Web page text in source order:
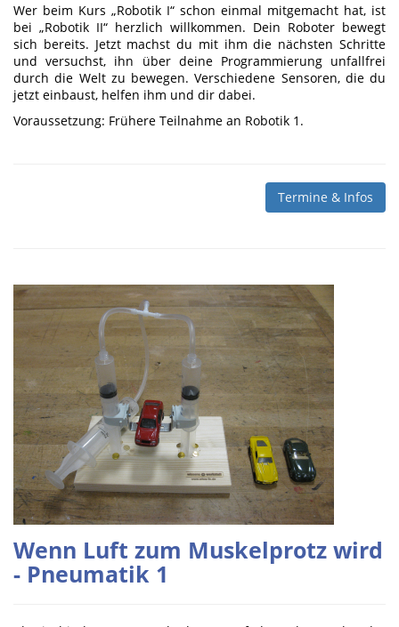
Wer beim Kurs „Robotik I“ schon einmal mitgemacht hat, ist
bei „Robotik II“ herzlich willkommen. Dein Roboter bewegt
sich bereits. Jetzt machst du mit ihm die nächsten Schritte
und versuchst, ihn über deine Programmierung unfallfrei
durch die Welt zu bewegen. Verschiedene Sensoren, die du
jetzt einbaust, helfen ihm und dir dabei.
Voraussetzung: Frühere Teilnahme an Robotik 1.
Termine & Infos
Wenn Luft zum Muskelprotz wird
- Pneumatik 1